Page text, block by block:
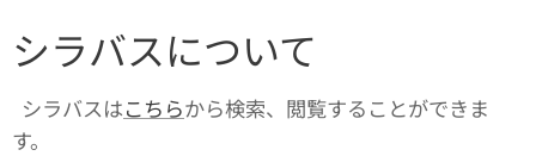
シラバスについて
シラバスはこちらから検索、閲覧することができま
す。